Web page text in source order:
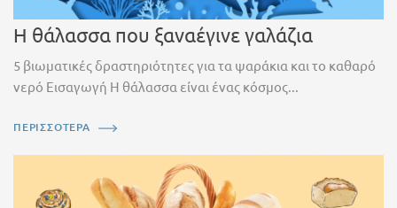
Η θάλασσα που ξαναέγινε γαλάζια
5 βιωματικές δραστηριότητες για τα ψαράκια και το καθαρό
νερό Εισαγωγή Η θάλασσα είναι ένας κόσμος...
ΠΕΡΙΣΣΟΤΕΡΑ